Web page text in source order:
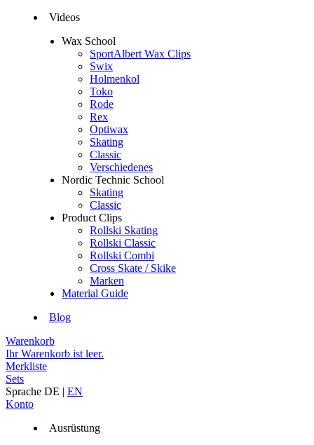
Videos
Wax School
SportAlbert Wax Clips
Swix
Holmenkol
Toko
Rode
Rex
Optiwax
Skating
Classic
Verschiedenes
Nordic Technic School
Skating
Classic
Product Clips
Rollski Skating
Rollski Classic
Rollski Combi
Cross Skate / Skike
Marken
Material Guide
Blog
Warenkorb
Ihr Warenkorb ist leer.
Merkliste
Sets
Sprache DE | EN
Konto
Ausrüstung